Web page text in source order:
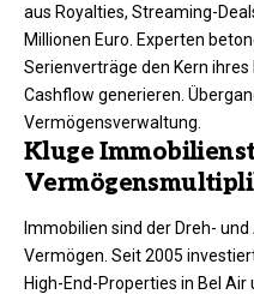
aus Royalties, Streaming-
Millionen Euro. Experten
Serienverträge den Kern
Cashflow generieren.
Vermögensverwaltung.​
Kluge
Immobilien sind der Dreh-
Vermögen. Seit 2005
High-End-Properties in Bel Air